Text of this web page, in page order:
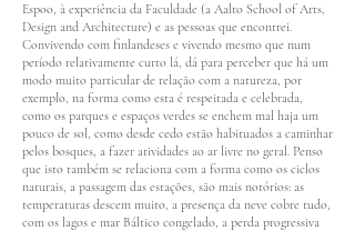
Espoo, à experiência da Faculdade (a Aalto School of Arts,
Design and Architecture) e as pessoas que encontrei.
Convivendo com finlandeses e vivendo mesmo que num
período relativamente curto lá, dá para perceber que há um
modo muito particular de relação com a natureza, por
exemplo, na forma como esta é respeitada e celebrada,
como os parques e espaços verdes se enchem mal haja um
pouco de sol, como desde cedo estão habituados a caminhar
pelos bosques, a fazer atividades ao ar livre no geral. Penso
que isto também se relaciona com a forma como os ciclos
naturais, a passagem das estações, são mais notórios: as
temperaturas descem muito, a presença da neve cobre tudo,
com os lagos e mar Báltico congelado, a perda progressiva